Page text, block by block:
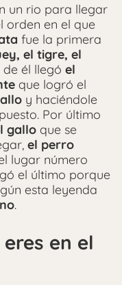
un rio para llegar
orden en el que
fue la primera
el tigre, el
él llegó el
que logró el
y haciéndole
Por último
gallo que se
el perro
lugar número
el último porque
esta leyenda
.
en el